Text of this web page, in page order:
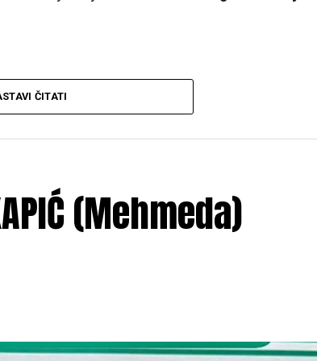
god. u 12:30 h, ispred porodične kuće žalosti
se obaviti koddžamije Ćoralićiizadžume
Arijana i Mirza
ČITATI
(Mehmeda)